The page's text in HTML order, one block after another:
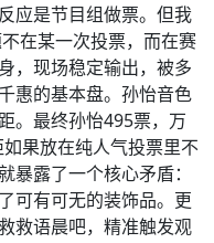
应是节目组做票。但我
在某一次投票，而在赛
，现场稳定输出，被多
惠的基本盘。孙怡音色
。最终孙怡495票，万
果放在纯人气投票里不
露了一个核心矛盾：
可有可无的装饰品。更
救语晨吧，精准触发观